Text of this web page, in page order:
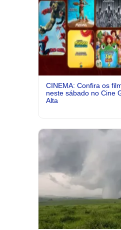
CINEMA: Confira os
neste sábado no Cine
Alta